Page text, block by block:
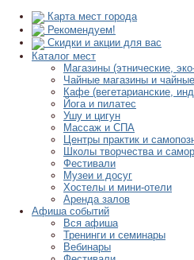
Карта мест города
Рекомендуем!
Скидки и акции для вас
Каталог мест
Магазины (этнические,
Чайные магазины и
Кафе (вегетарианские,
Йога и пилатес
Ушу и цигун
Массаж и СПА
Центры практик и
Школы творчества и
Фестивали
Музеи и досуг
Хостелы и мини-отели
Аренда залов
Афиша событий
Вся афиша
Тренинги и семинары
Вебинары